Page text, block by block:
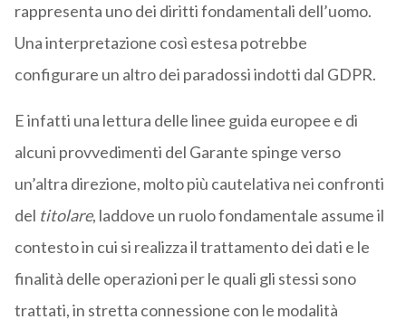
rappresenta uno dei diritti fondamentali dell’uomo.
Una interpretazione così estesa potrebbe
configurare un altro dei paradossi indotti dal GDPR.
E infatti una lettura delle linee guida europee e di
alcuni provvedimenti del Garante spinge verso
un’altra direzione, molto più cautelativa nei confronti
del titolare, laddove un ruolo fondamentale assume il
contesto in cui si realizza il trattamento dei dati e le
finalità delle operazioni per le quali gli stessi sono
trattati, in stretta connessione con le modalità